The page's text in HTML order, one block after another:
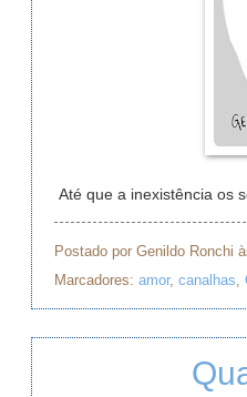
Até que a inexistência os
Postado por Genildo Ronchi
Marcadores: amor, canalhas,